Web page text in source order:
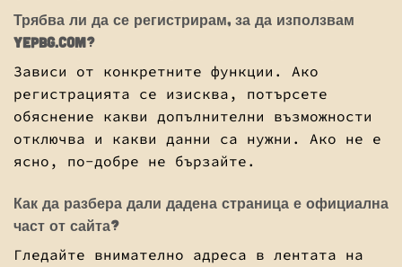
Трябва ли да се регистрирам, за да използвам
yepbg.com?
Зависи от конкретните функции. Ако
регистрацията се изисква, потърсете
обяснение какви допълнителни възможности
отключва и какви данни са нужни. Ако не е
ясно, по-добре не бързайте.
Как да разбера дали дадена страница е официална
част от сайта?
Гледайте внимателно адреса в лентата на